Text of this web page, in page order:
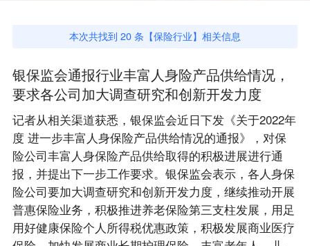
本次共找到 20 条【保险行业】相关信息
银保监会通报行业丰富人身险产品供给情况，
要求各公司加大调查研究和创新开发力度
记者从相关渠道获悉，银保监会近日下发《关于2022年
度 进一步丰富人身保险产品供给情况的通报》，对保
险公司丰富人身保险产品供给取得的积极进展进行通
报，并提出下一步工作要求。银保监会表示，各人身保
险公司要加大调查研究和创新开发力度，继续推动开展
普惠保险业务，积极推进养老保险第三支柱发展，用足
用好健康保险个人所得税优惠政策，积极发展商业医疗